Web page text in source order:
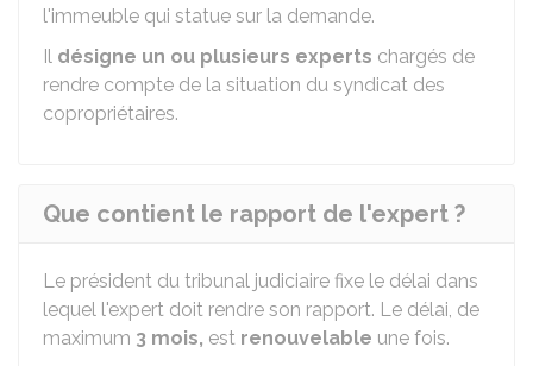
l'immeuble qui statue sur la demande.
Il désigne un ou plusieurs experts chargés de
rendre compte de la situation du syndicat des
copropriétaires.
Que contient le rapport de l'expert ?
Le président du tribunal judiciaire fixe le délai dans
lequel l'expert doit rendre son rapport. Le délai, de
maximum 3 mois, est renouvelable une fois.